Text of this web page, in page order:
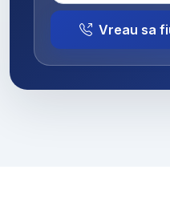
Vreau sa